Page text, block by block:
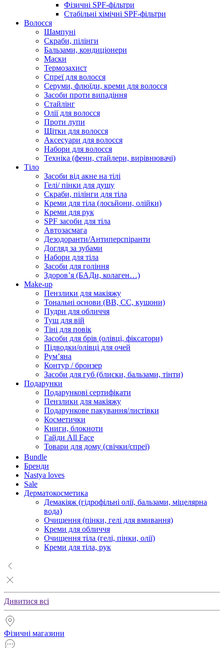
Фізичні SPF-фільтри
Стабільні хімічні SPF-фільтри
Волосся
Шампуні
Скраби, пілінги
Бальзами, кондиціонери
Маски
Термозахист
Спреї для волосся
Серуми, флюїди, креми для волосся
Засоби проти випадіння
Стайлінг
Олії для волосся
Проти лупи
Щітки для волосся
Аксесуари для волосся
Набори для волосся
Техніка (фени, стайлери, вирівнювачі)
Тіло
Засоби від акне на тілі
Гелі/ пінки для душу
Скраби, пілінги для тіла
Креми для тіла (лосьйони, олійки)
Креми для рук
SPF засоби для тіла
Автозасмага
Дезодоранти/Антиперспіранти
Догляд за зубами
Набори для тіла
Засоби для гоління
Здоровʼя (БАДи, колаген…)
Make-up
Пензлики для макіяжу
Тональні основи (BB, CC, кушони)
Пудри для обличчя
Туш для вій
Тіні для повік
Засоби для брів (олівці, фіксатори)
Підводки/олівці для очей
Румʼяна
Контур / бронзер
Засоби для губ (блиски, бальзами, тінти)
Подарунки
Подарункові сертифікати
Пензлики для макіяжу
Подарункове пакування/листівки
Косметички
Книги, блокноти
Гайди All Face
Товари для дому (свічки/спреї)
Bundle
Бренди
Nastya loves
Sale
Дерматокосметика
Демакіяж (гідрофільні олії, бальзами, міцелярна
вода)
Очищення (пінки, гелі для вмивання)
Креми для обличчя
Очищення тіла (гелі, пінки, олії)
Креми для тіла, рук
Дивитися всі
Фізичні магазини